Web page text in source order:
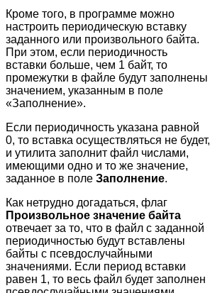
Кроме того, в программе можно
настроить периодическую вставку
заданного или произвольного байта.
При этом, если периодичность
вставки больше, чем 1 байт, то
промежутки в файле будут заполнены
значением, указанным в поле
«Заполнение».
Если периодичность указана равной
0, то вставка осуществляться не будет,
и утилита заполнит файл числами,
имеющими одно и то же значение,
заданное в поле Заполнение.
Как нетрудно догадаться, флаг
Произвольное значение байта
отвечает за то, что в файл с заданной
периодичностью будут вставлены
байты с псевдослучайными
значениями. Если период вставки
равен 1, то весь файл будет заполнен